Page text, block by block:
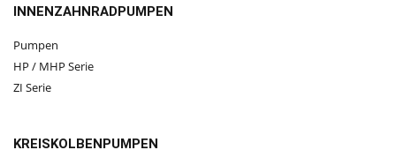
INNENZAHNRADPUMPEN
Pumpen
HP / MHP Serie
ZI Serie
KREISKOLBENPUMPEN